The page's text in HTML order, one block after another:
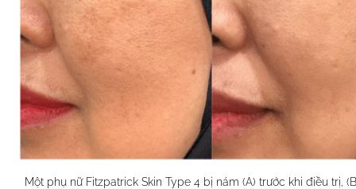
Một phụ nữ Fitzpatrick Skin Type 4 bị nám (A) trước khi điều trị,